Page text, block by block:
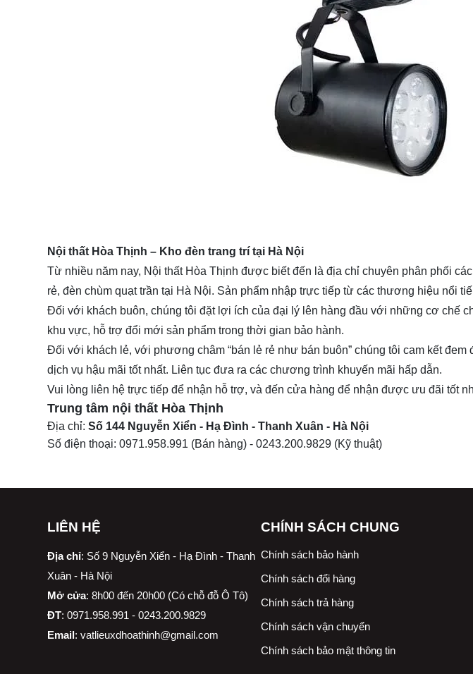
Nội thất Hòa Thịnh – Kho đèn trang trí tại Hà Nội
Từ nhiều năm nay, Nội thất Hòa Thịnh được biết đến là địa chỉ chuyên phân phối
rẻ, đèn chùm quạt trần tại Hà Nội. Sản phẩm nhập trực tiếp từ các thương hiệu nổi
Đối với khách buôn, chúng tôi đặt lợi ích của đại lý lên hàng đầu với những cơ chế
khu vực, hỗ trợ đổi mới sản phẩm trong thời gian bảo hành.
Đối với khách lẻ, với phương châm “bán lẻ rẻ như bán buôn” chúng tôi cam kết
dịch vụ hậu mãi tốt nhất. Liên tục đưa ra các chương trình khuyến mãi hấp dẫn.
Vui lòng liên hệ trực tiếp để nhận hỗ trợ, và đến cửa hàng để nhận được ưu đãi tốt
Trung tâm nội thất Hòa Thịnh
Địa chỉ: Số 144 Nguyễn Xiển - Hạ Đình - Thanh Xuân - Hà Nội
Số điện thoại: 0971.958.991 (Bán hàng) - 0243.200.9829 (Kỹ thuật)
LIÊN HỆ
Địa chỉ: Số 9 Nguyễn Xiển - Hạ Đình - Thanh
Xuân - Hà Nội
Mở cửa: 8h00 đến 20h00 (Có chỗ đỗ Ô Tô)
ĐT: 0971.958.991 - 0243.200.9829
Email: vatlieuxdhoathinh@gmail.com
CHÍNH SÁCH CHUNG
Chính sách bảo hành
Chính sách đổi hàng
Chính sách trả hàng
Chính sách vận chuyển
Chính sách bảo mật thông tin